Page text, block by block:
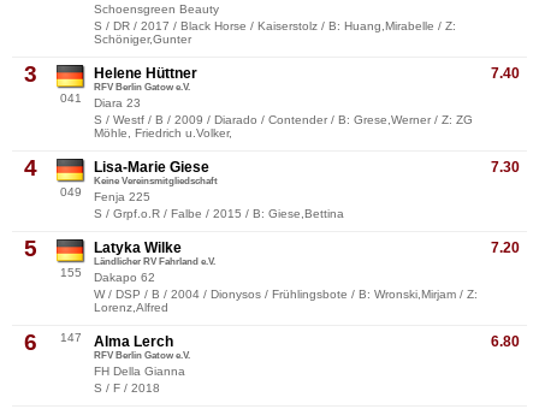
Schoensgreen Beauty
S / DR / 2017 / Black Horse / Kaiserstolz / B: Huang,Mirabelle / Z:
Schöniger,Gunter
3
041
7.40
Helene Hüttner
RFV Berlin Gatow e.V.
Diara 23
S / Westf / B / 2009 / Diarado / Contender / B: Grese,Werner / Z: ZG
Möhle, Friedrich u.Volker,
4
049
7.30
Lisa-Marie Giese
Keine Vereinsmitgliedschaft
Fenja 225
S / Grpf.o.R / Falbe / 2015 / B: Giese,Bettina
5
155
7.20
Latyka Wilke
Ländlicher RV Fahrland e.V.
Dakapo 62
W / DSP / B / 2004 / Dionysos / Frühlingsbote / B: Wronski,Mirjam / Z:
Lorenz,Alfred
6 147 6.80
Alma Lerch
RFV Berlin Gatow e.V.
FH Della Gianna
S / F / 2018